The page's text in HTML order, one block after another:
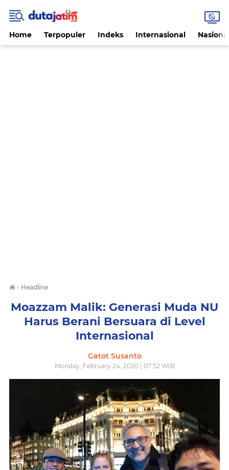
Home Terpopuler Indeks Internasional
› Headline
Moazzam Malik: Generasi Muda NU
Harus Berani Bersuara di Level
Internasional
Gatot Susanto
Monday, February 24, 2020 | 07:52 WIB